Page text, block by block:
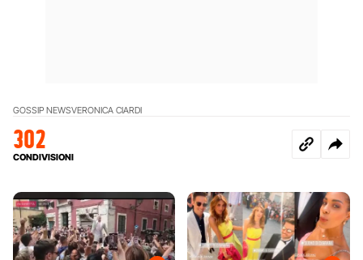
GOSSIP NEWSVERONICA CIARDI
302
CONDIVISIONI